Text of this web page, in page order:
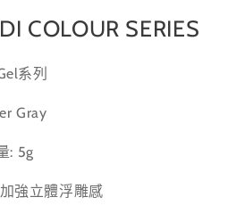
COLOUR SERIES
系列
Gray
: 5g
強立體浮雕感